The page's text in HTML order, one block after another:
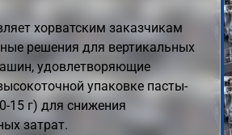
хорватским заказчикам
решения для вертикальных
удовлетворяющие
упаковке пасты-
15 г) для снижения
затрат.